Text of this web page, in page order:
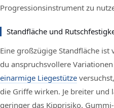
Progressionsinstrument zu
Standfläche und
Eine großzügige Standfläche
du anspruchsvollere
einarmige Liegestütze
die Griffe wirken. Je breiter und
geringer das Kipprisiko.